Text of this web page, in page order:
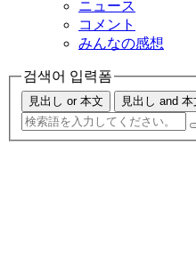
ニュース
コメント
みんなの感想
검색어 입력폼
見出し or 本文 見出し and 本